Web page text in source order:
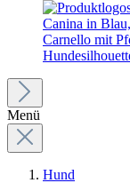
Menü
Hund